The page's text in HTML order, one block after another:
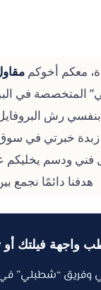
معكم أخوكم
بنفسي رش
زبدة خبرتي في
فني ودسم
هدفنا دائمًا نجمع
فيلتك أو
وفريق “شطبلي” في